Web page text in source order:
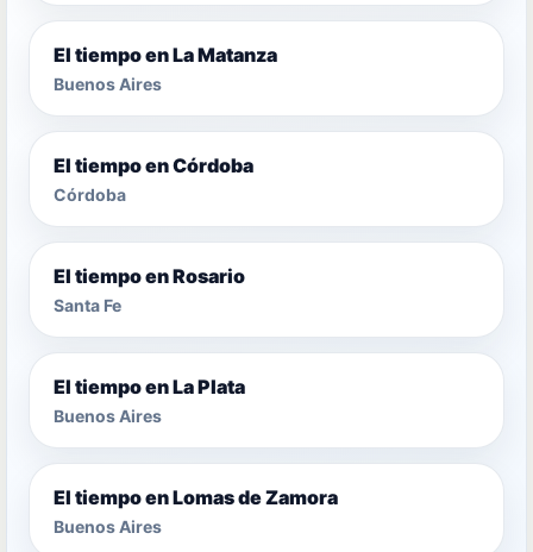
El tiempo en La Matanza
Buenos Aires
El tiempo en Córdoba
Córdoba
El tiempo en Rosario
Santa Fe
El tiempo en La Plata
Buenos Aires
El tiempo en Lomas de Zamora
Buenos Aires